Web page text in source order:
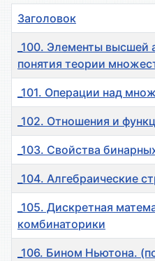
Заголовок
_100. Элементы
понятия теории
_101. Операции над
_102. Отношения и
_103. Свойства
_104. Алгебраические
_105. Дискретная
комбинаторики
_106. Бином Ньютона.